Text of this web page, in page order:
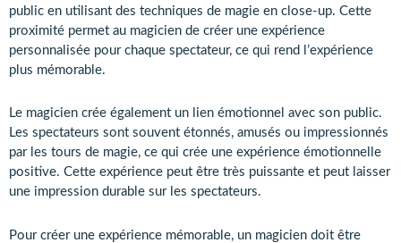
public en utilisant des techniques de magie en close-up. Cette
proximité permet au magicien de créer une expérience
personnalisée pour chaque spectateur, ce qui rend l’expérience
plus mémorable.
Le magicien crée également un lien émotionnel avec son public.
Les spectateurs sont souvent étonnés, amusés ou impressionnés
par les tours de magie, ce qui crée une expérience émotionnelle
positive. Cette expérience peut être très puissante et peut laisser
une impression durable sur les spectateurs.
Pour créer une expérience mémorable, un magicien doit être